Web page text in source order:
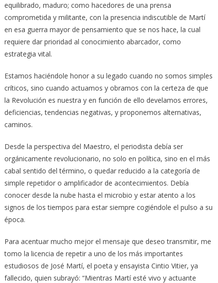
equilibrado, maduro; como hacedores de una prensa
comprometida y militante, con la presencia indiscutible de Martí
en esa guerra mayor de pensamiento que se nos hace, la cual
requiere dar prioridad al conocimiento abarcador, como
estrategia vital.
Estamos haciéndole honor a su legado cuando no somos simples
críticos, sino cuando actuamos y obramos con la certeza de que
la Revolución es nuestra y en función de ello develamos errores,
deficiencias, tendencias negativas, y proponemos alternativas,
caminos.
Desde la perspectiva del Maestro, el periodista debía ser
orgánicamente revolucionario, no solo en política, sino en el más
cabal sentido del término, o quedar reducido a la categoría de
simple repetidor o amplificador de acontecimientos. Debía
conocer desde la nube hasta el microbio y estar atento a los
signos de los tiempos para estar siempre cogiéndole el pulso a su
época.
Para acentuar mucho mejor el mensaje que deseo transmitir, me
tomo la licencia de repetir a uno de los más importantes
estudiosos de José Martí, el poeta y ensayista Cintio Vitier, ya
fallecido, quien subrayó: “Mientras Martí esté vivo y actuante